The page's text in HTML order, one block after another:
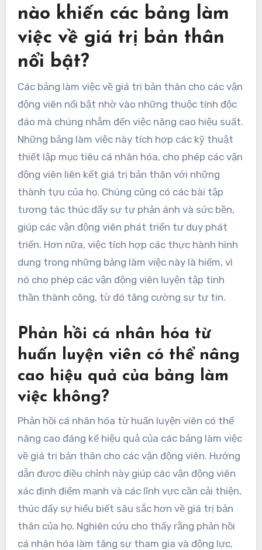
nào khiến các bảng làm
việc về giá trị bản thân
nổi bật?
Các bảng làm việc về giá trị bản thân cho các vận
động viên nổi bật nhờ vào những thuộc tính độc
đáo mà chúng nhắm đến việc nâng cao hiệu suất.
Những bảng làm việc này tích hợp các kỹ thuật
thiết lập mục tiêu cá nhân hóa, cho phép các vận
động viên liên kết giá trị bản thân với những
thành tựu của họ. Chúng cũng có các bài tập
tương tác thúc đẩy sự tự phản ánh và sức bền,
giúp các vận động viên phát triển tư duy phát
triển. Hơn nữa, việc tích hợp các thực hành hình
dung trong những bảng làm việc này là hiếm, vì
nó cho phép các vận động viên luyện tập tinh
thần thành công, từ đó tăng cường sự tự tin.
Phản hồi cá nhân hóa từ
huấn luyện viên có thể nâng
cao hiệu quả của bảng làm
việc không?
Phản hồi cá nhân hóa từ huấn luyện viên có thể
nâng cao đáng kể hiệu quả của các bảng làm việc
về giá trị bản thân cho các vận động viên. Hướng
dẫn được điều chỉnh này giúp các vận động viên
xác định điểm mạnh và các lĩnh vực cần cải thiện,
thúc đẩy sự hiểu biết sâu sắc hơn về giá trị bản
thân của họ. Nghiên cứu cho thấy rằng phản hồi
cá nhân hóa làm tăng sự tham gia và động lực,